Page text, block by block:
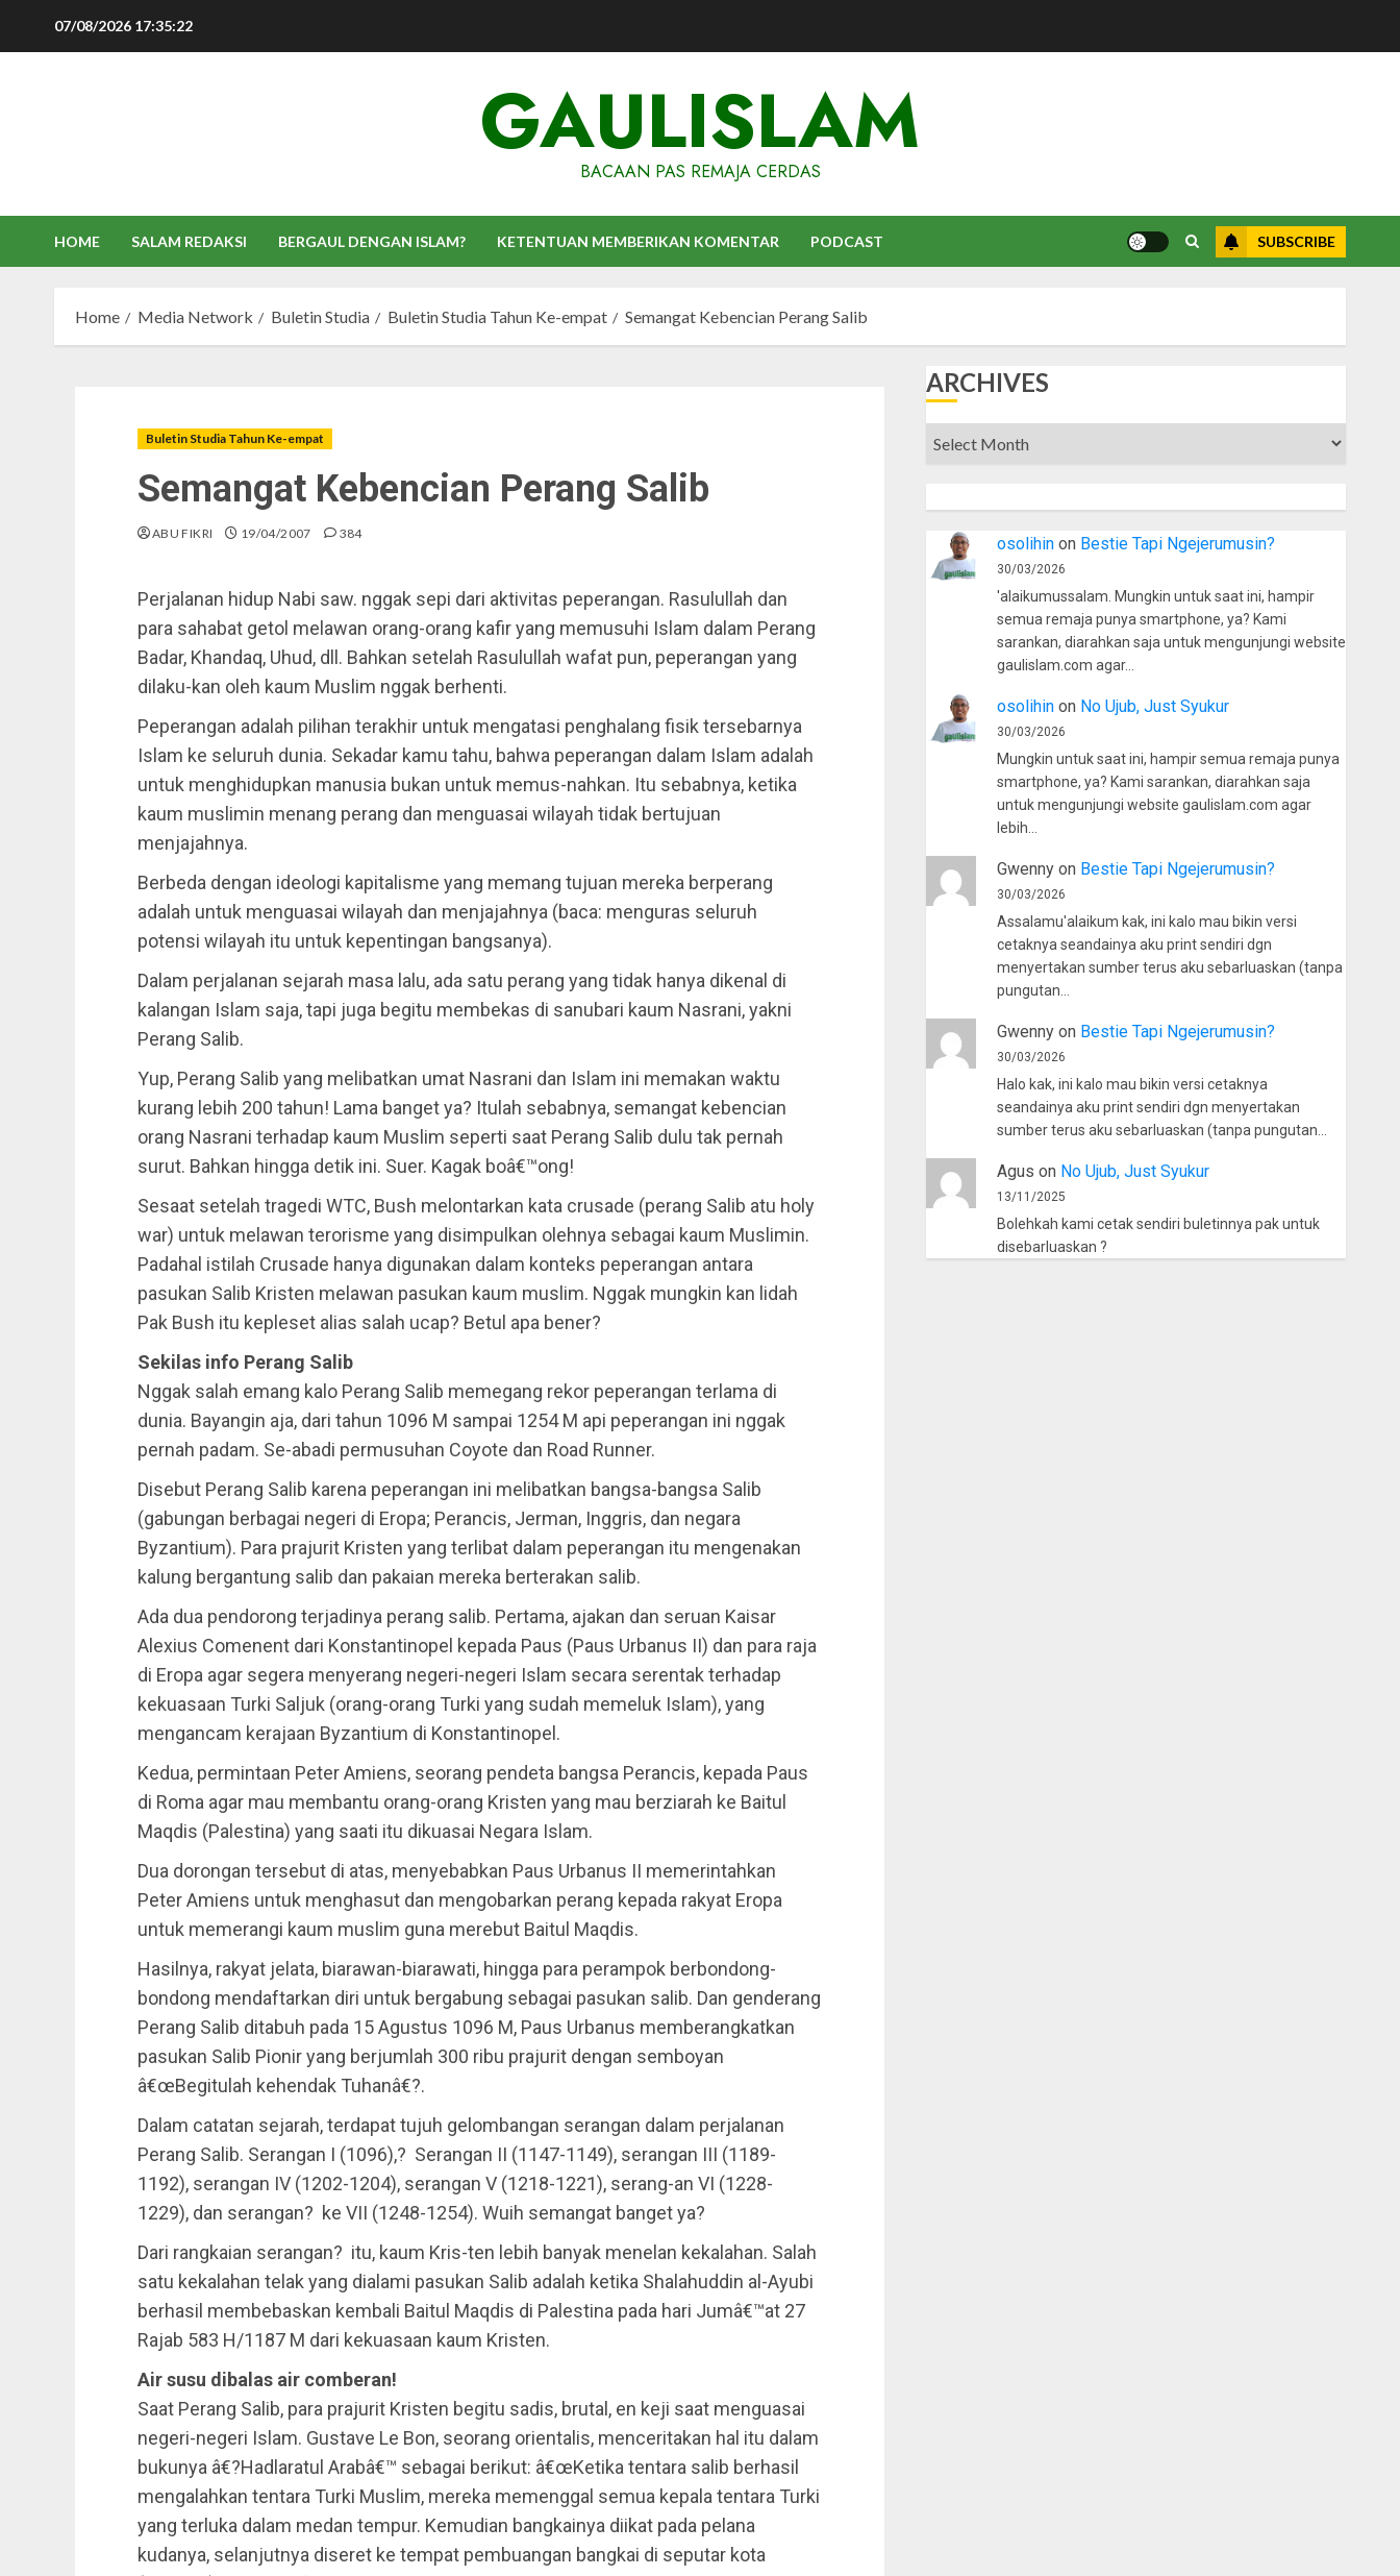
07/08/2026 17:35:23
GAULISLAM
BACAAN PAS REMAJA CERDAS
HOME SALAM REDAKSI BERGAUL DENGAN ISLAM? KETENTUAN MEMBERIKAN KOMENTAR PODCAST SUBSCRIBE
Home Media Network Buletin Studia Buletin Studia Tahun Ke-empat Semangat Kebencian Perang Salib
Buletin Studia Tahun Ke-empat
Semangat Kebencian Perang Salib
ABU FIKRI 19/04/2007 384
Perjalanan hidup Nabi saw. nggak sepi dari aktivitas peperangan. Rasulullah dan
para sahabat getol melawan orang-orang kafir yang memusuhi Islam dalam Perang
Badar, Khandaq, Uhud, dll. Bahkan setelah Rasulullah wafat pun, peperangan yang
dilaku-kan oleh kaum Muslim nggak berhenti.
Peperangan adalah pilihan terakhir untuk mengatasi penghalang fisik tersebarnya
Islam ke seluruh dunia. Sekadar kamu tahu, bahwa peperangan dalam Islam adalah
untuk menghidupkan manusia bukan untuk memus-nahkan. Itu sebabnya, ketika
kaum muslimin menang perang dan menguasai wilayah tidak bertujuan
menjajahnya.
Berbeda dengan ideologi kapitalisme yang memang tujuan mereka berperang
adalah untuk menguasai wilayah dan menjajahnya (baca: menguras seluruh
potensi wilayah itu untuk kepentingan bangsanya).
Dalam perjalanan sejarah masa lalu, ada satu perang yang tidak hanya dikenal di
kalangan Islam saja, tapi juga begitu membekas di sanubari kaum Nasrani, yakni
Perang Salib.
Yup, Perang Salib yang melibatkan umat Nasrani dan Islam ini memakan waktu
kurang lebih 200 tahun! Lama banget ya? Itulah sebabnya, semangat kebencian
orang Nasrani terhadap kaum Muslim seperti saat Perang Salib dulu tak pernah
surut. Bahkan hingga detik ini. Suer. Kagak boâ€™ong!
Sesaat setelah tragedi WTC, Bush melontarkan kata crusade (perang Salib atu holy
war) untuk melawan terorisme yang disimpulkan olehnya sebagai kaum Muslimin.
Padahal istilah Crusade hanya digunakan dalam konteks peperangan antara
pasukan Salib Kristen melawan pasukan kaum muslim. Nggak mungkin kan lidah
Pak Bush itu kepleset alias salah ucap? Betul apa bener?
Sekilas info Perang Salib
Nggak salah emang kalo Perang Salib memegang rekor peperangan terlama di
dunia. Bayangin aja, dari tahun 1096 M sampai 1254 M api peperangan ini nggak
pernah padam. Se-abadi permusuhan Coyote dan Road Runner.
Disebut Perang Salib karena peperangan ini melibatkan bangsa-bangsa Salib
(gabungan berbagai negeri di Eropa; Perancis, Jerman, Inggris, dan negara
Byzantium). Para prajurit Kristen yang terlibat dalam peperangan itu mengenakan
kalung bergantung salib dan pakaian mereka berterakan salib.
Ada dua pendorong terjadinya perang salib. Pertama, ajakan dan seruan Kaisar
Alexius Comenent dari Konstantinopel kepada Paus (Paus Urbanus II) dan para raja
di Eropa agar segera menyerang negeri-negeri Islam secara serentak terhadap
kekuasaan Turki Saljuk (orang-orang Turki yang sudah memeluk Islam), yang
mengancam kerajaan Byzantium di Konstantinopel.
Kedua, permintaan Peter Amiens, seorang pendeta bangsa Perancis, kepada Paus
di Roma agar mau membantu orang-orang Kristen yang mau berziarah ke Baitul
Maqdis (Palestina) yang saati itu dikuasai Negara Islam.
Dua dorongan tersebut di atas, menyebabkan Paus Urbanus II memerintahkan
Peter Amiens untuk menghasut dan mengobarkan perang kepada rakyat Eropa
untuk memerangi kaum muslim guna merebut Baitul Maqdis.
Hasilnya, rakyat jelata, biarawan-biarawati, hingga para perampok berbondong-
bondong mendaftarkan diri untuk bergabung sebagai pasukan salib. Dan genderang
Perang Salib ditabuh pada 15 Agustus 1096 M, Paus Urbanus memberangkatkan
pasukan Salib Pionir yang berjumlah 300 ribu prajurit dengan semboyan
â€œBegitulah kehendak Tuhanâ€?.
Dalam catatan sejarah, terdapat tujuh gelombangan serangan dalam perjalanan
Perang Salib. Serangan I (1096),? Serangan II (1147-1149), serangan III (1189-
1192), serangan IV (1202-1204), serangan V (1218-1221), serang-an VI (1228-
1229), dan serangan? ke VII (1248-1254). Wuih semangat banget ya?
Dari rangkaian serangan? itu, kaum Kris-ten lebih banyak menelan kekalahan. Salah
satu kekalahan telak yang dialami pasukan Salib adalah ketika Shalahuddin al-Ayubi
berhasil membebaskan kembali Baitul Maqdis di Palestina pada hari Jumâ€™at 27
Rajab 583 H/1187 M dari kekuasaan kaum Kristen.
Air susu dibalas air comberan!
Saat Perang Salib, para prajurit Kristen begitu sadis, brutal, en keji saat menguasai
negeri-negeri Islam. Gustave Le Bon, seorang orientalis, menceritakan hal itu dalam
bukunya â€?Hadlaratul Arabâ€™ sebagai berikut: â€œKetika tentara salib berhasil
mengalahkan tentara Turki Muslim, mereka memenggal semua kepala tentara Turki
yang terluka dalam medan tempur. Kemudian bangkainya diikat pada pelana
kudanya, selanjutnya diseret ke tempat pembuangan bangkai di seputar kota
ARCHIVES
Archives
osolihinon Bestie Tapi Ngejerumusin?
30/03/2026
'alaikumussalam. Mungkin untuk saat ini, hampir
semua remaja punya smartphone, ya? Kami
sarankan, diarahkan saja untuk mengunjungi website
gaulislam.com agar…
osolihinon No Ujub, Just Syukur
30/03/2026
Mungkin untuk saat ini, hampir semua remaja punya
smartphone, ya? Kami sarankan, diarahkan saja
untuk mengunjungi website gaulislam.com agar
lebih…
Gwennyon Bestie Tapi Ngejerumusin?
30/03/2026
Assalamu'alaikum kak, ini kalo mau bikin versi
cetaknya seandainya aku print sendiri dgn
menyertakan sumber terus aku sebarluaskan (tanpa
pungutan…
Gwennyon Bestie Tapi Ngejerumusin?
30/03/2026
Halo kak, ini kalo mau bikin versi cetaknya
seandainya aku print sendiri dgn menyertakan
sumber terus aku sebarluaskan (tanpa pungutan…
Agus on No Ujub, Just Syukur
13/11/2025
Bolehkah kami cetak sendiri buletinnya pak untuk
disebarluaskan ?